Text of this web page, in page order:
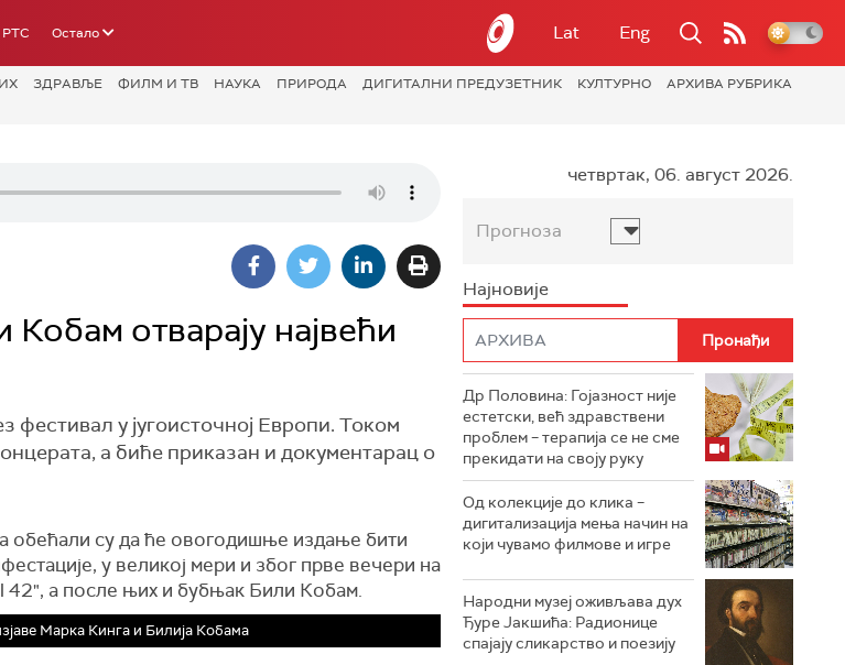
РТС Остало Lat Eng
ЗДРАВЉЕ ФИЛМ И ТВ НАУКА ПРИРОДА ДИГИТАЛНИ ПРЕДУЗЕТНИК КУЛТУРНО
АРХИВА РУБРИКА
отварају највећи
у југоисточној Европи. Током
а биће приказан и документарац о
обећали су да ће овогодишње издање бити
у великој мери и због прве вечери на
42", а после њих и бубњак Били Кобам.
Марка Кинга и Билија Кобама
четвртак, 06. август 2026.
Прогноза
Најновије
Др Половина: Гојазност није
естетски, већ здравствени
проблем – терапија се не сме
прекидати на своју руку
Од колекције до клика –
дигитализација мења начин на
који чувамо филмове и игре
Народни музеј оживљава дух
Ђуре Јакшића: Радионице
спајају сликарство и поезију